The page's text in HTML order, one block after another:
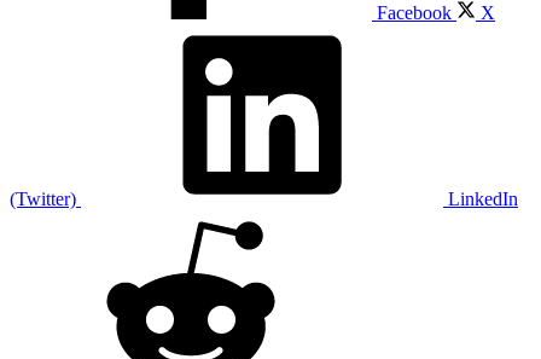
Facebook X
(Twitter) LinkedIn